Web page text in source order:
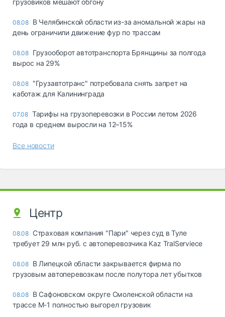
грузовиков мешают обгону
08.08 В Челябинской области из-за аномальной жары на
день ограничили движение фур по трассам
08.08 Грузооборот автотранспорта Брянщины за полгода
вырос на 29%
08.08 "Грузавтотранс" потребовала снять запрет на
каботаж для Калининграда
07.08 Тарифы на грузоперевозки в России летом 2026
года в среднем выросли на 12–15%
Все новости
Центр
08.08 Страховая компания "Пари" через суд в Туле
требует 29 млн руб. с автоперевозчика Kaz TralServiece
08.08 В Липецкой области закрывается фирма по
грузовым автоперевозкам после полутора лет убытков
08.08 В Сафоновском округе Смоленской области на
трассе М-1 полностью выгорел грузовик